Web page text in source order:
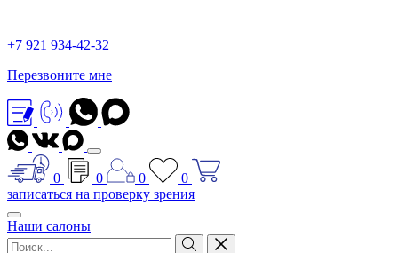
+7 921 934-42-32
Перезвоните мне
0 0 0
0
записаться на проверку зрения
Наши салоны